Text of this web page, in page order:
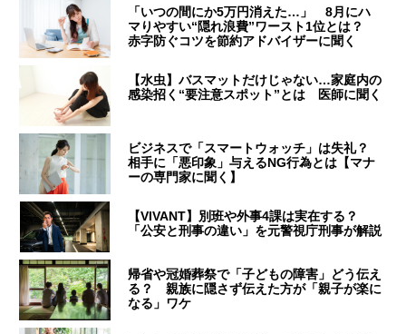
「いつの間にか5万円消えた…」 8月にハ
マりやすい“隠れ浪費”ワースト1位とは？
赤字防ぐコツを節約アドバイザーに聞く
【水虫】バスマットだけじゃない…家庭内の
感染招く“要注意スポット”とは 医師に聞く
ビジネスで「スマートウォッチ」は失礼？
相手に「悪印象」与えるNG行為とは【マナ
ーの専門家に聞く】
【VIVANT】別班や外事4課は実在する？
「公安と刑事の違い」を元警視庁刑事が解説
帰省や冠婚葬祭で「子どもの障害」どう伝え
る？ 親族に隠さず伝えた方が「親子が楽に
なる」ワケ